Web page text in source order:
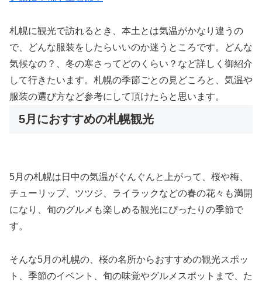
札幌に観光で訪れるとき、本土とは気温がかなり違うの
で、どんな服装をしたらいいのか迷うところです。どんな
気候なの？、冬の寒さってどのくらい？など詳しく御紹介
して行きたいます。札幌の季節ごとの見どころと、気温や
服装の選び方など参考にして頂けたらと思います。
5月におすすめの札幌観光
5月の札幌は日中の気温がぐんぐんと上がって、桜や梅、
チューリップ、ツツジ、ライラックなどの春の花々も満開
になり、旬のグルメも楽しめる観光にぴったりの季節で
す。
そんな5月の札幌の、桜の名所からおすすめの観光スポッ
ト、季節のイベント、旬の味覚やグルメスポットまで、た